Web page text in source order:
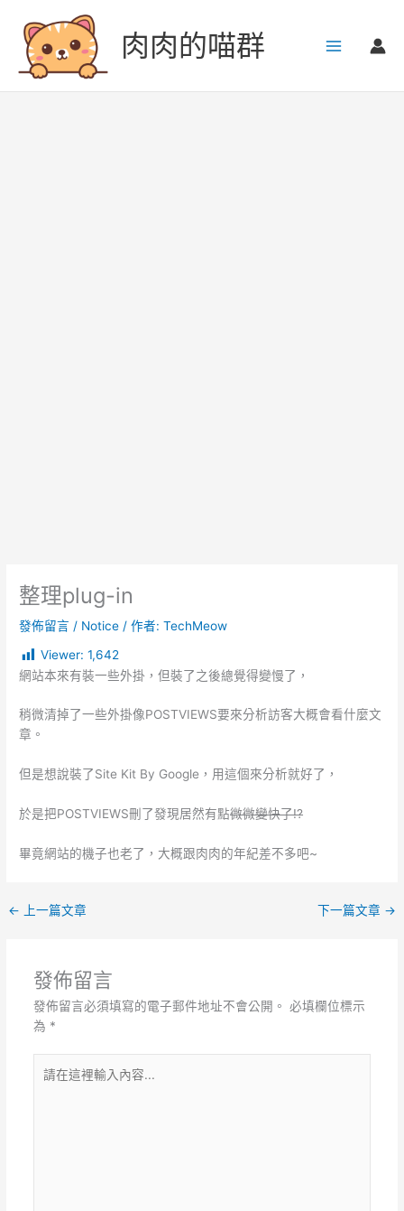
內
肉肉的喵群
整理plug-in
發佈留言 / Notice / 作者:TechMeow
Viewer: 1,642
網站本來有裝一些外掛，但裝了之後總覺得變慢了，
稍微清掉了一些外掛像POSTVIEWS要來分析訪客大概會看什麼文
章。
但是想說裝了Site Kit By Google，用這個來分析就好了，
於是把POSTVIEWS刪了發現居然有點微微變快了!?
畢竟網站的機子也老了，大概跟肉肉的年紀差不多吧~
← 上一篇文章 下一篇文章 →
發佈留言
發佈留言必須填寫的電子郵件地址不會公開。 必填欄位標示
為 *
在